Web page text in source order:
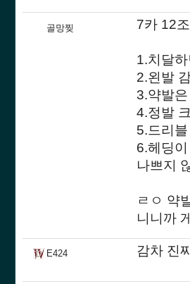
골망찢 7카 12
1.치달
2.왼발
3.약발
4.정발
5.드리
6.헤딩
나쁘지
ㄹㅇ 약
니니까
E424 감차 진